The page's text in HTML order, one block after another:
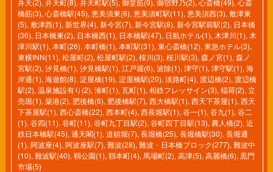
弁天(2), 弁天町(8), 弁天町駅(5), 御堂筋(9), 御宿野乃(2), 心斎橋(49), 心斎
橋筋(3), 心斎橋駅(45), 恵美須東(6), 恵美須町駅(11), 恵美須西(3), 敷津東
(5), 敷津西(1), 新世界(4), 新今宮(7), 新今宮駅(8), 新今宮駅前駅(2), 日本橋
(36), 日本橋東(2), 日本橋西(1), 日本橋駅(47), 日航ホテル(1), 木津川(1), 木
津川駅(1), 本町(26), 本町橋(1), 本町駅(31), 東心斎橋(12), 東急ホテル(3),
東横INN(11), 松屋町(2), 松屋町駅(2), 桜川(3), 桜川駅(3), 森ノ宮(1), 森ノ
宮駅(2), 汐見橋(1), 汐見橋駅(1), 江戸堀(6), 波除(1), 津守(1), 津守駅(1), 海
岸通(1), 海遊館(8), 淀屋橋(19), 淀屋橋駅(20), 淡路町(4), 渡辺橋(2), 渡辺橋
駅(2), 温泉施設有り(2), 湊町(1), 瓦町(1), 相鉄フレッサイン(3), 稲荷(2), 立
売堀(1), 築港(2), 肥後橋(6), 肥後橋駅(7), 西大橋駅(1), 西天下茶屋(1), 西天
下茶屋駅(1), 西心斎橋(22), 西本町(4), 西長堀駅(1), 谷一(1), 谷九(1), 谷二
(1), 谷四(11), 谷町(11), 谷町九丁目駅(2), 谷町四丁目駅(13), 農人橋(2), 近
鉄日本橋駅(45), 通天閣(1), 道頓堀(7), 長堀橋(25), 長堀橋駅(30), 長堀通
(1), 阿波座(4), 阿波座駅(7), 難波(28), 難波・日本橋ブロック(277), 難波中
(10), 難波駅(40), 靱公園(1), 靱本町(4), 馬場町(2), 高津(5), 高麗橋(6), 黒門
市場(5)